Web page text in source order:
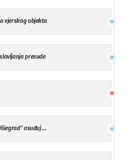
vjerskog objekta
presude
osuđuj ...